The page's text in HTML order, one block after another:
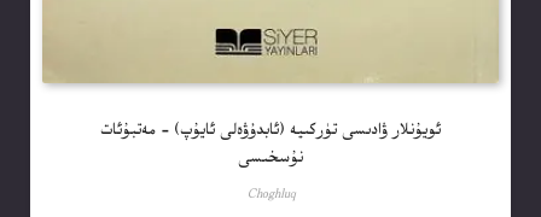
ئويۇنلار ۋادىسى تۈركىيە (ئابدۇۋەلى ئايۇپ) – مەتبۇئات
نۇسخىسى
Choghluq